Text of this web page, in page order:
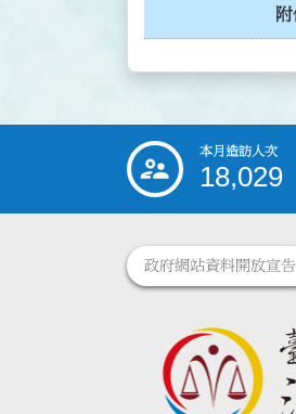
::: 本月造訪人次
18,029
政府網站資料開放宣告